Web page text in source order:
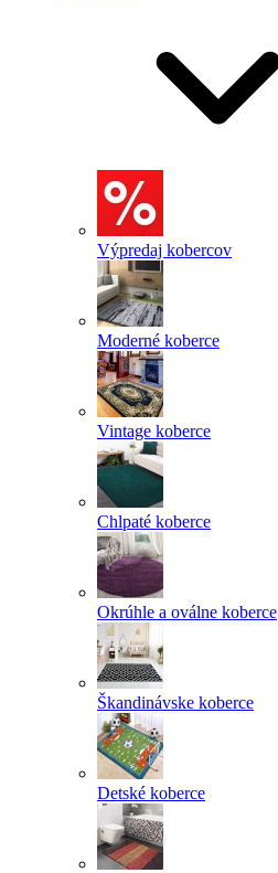
Výpredaj kobercov
Moderné koberce
Vintage koberce
Chlpaté koberce
Okrúhle a oválne koberce
Škandinávske koberce
Detské koberce